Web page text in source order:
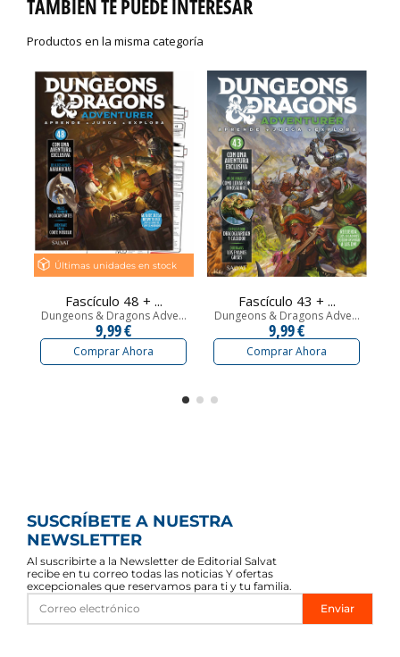
TAMBIÉN TE PUEDE INTERESAR
Productos en la misma categoría
Últimas unidades en stock
Fascículo 48 + ...
Dungeons & Dragons Adve...
9,99 €
Comprar Ahora
Fascículo 43 + ...
Dungeons & Dragons Adve...
9,99 €
Comprar Ahora
SUSCRÍBETE A NUESTRA
NEWSLETTER
Al suscribirte a la Newsletter de Editorial Salvat
recibe en tu correo todas las noticias Y ofertas
excepcionales que reservamos para ti y tu familia.
Enviar